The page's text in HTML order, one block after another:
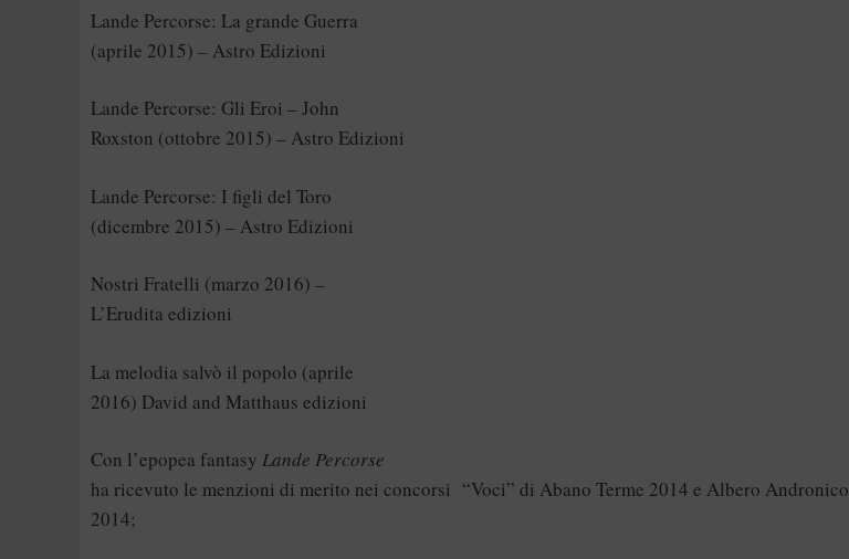
Lande Percorse: La grande Guerra
(aprile 2015) – Astro Edizioni
Lande Percorse: Gli Eroi – John
Roxston (ottobre 2015) – Astro Edizioni
Lande Percorse: I figli del Toro
(dicembre 2015) – Astro Edizioni
Nostri Fratelli (marzo 2016) –
L’Erudita edizioni
La melodia salvò il popolo (aprile
2016) David and Matthaus edizioni
Con l’epopea fantasy Lande Percorse
ha ricevuto le menzioni di merito nei concorsi “Voci” di Abano Terme 2014 e Albero Andronico
2014;